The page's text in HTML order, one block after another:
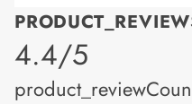
product_rating
4.4/5